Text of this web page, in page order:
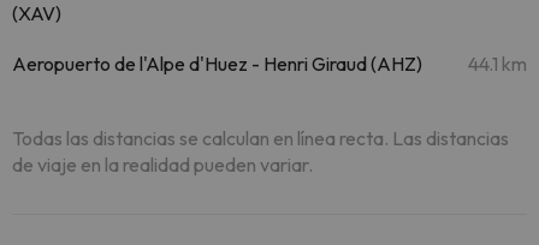
(XAV)
Aeropuerto de l'Alpe d'Huez - Henri Giraud (AHZ) 44.1 km
Todas las distancias se calculan en línea recta. Las distancias
de viaje en la realidad pueden variar.